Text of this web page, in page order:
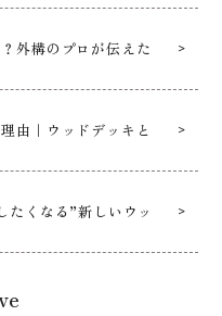
外構のプロが伝えた
由｜ウッドデッキと
たくなる”新しいウッ